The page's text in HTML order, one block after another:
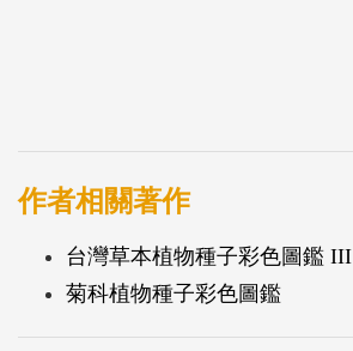
作者相關著作
台灣草本植物種子彩色圖鑑 III
菊科植物種子彩色圖鑑